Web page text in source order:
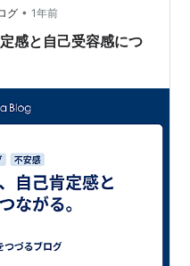
裕をなくしていると 考
グ • 1年前
感と自己受容感につ